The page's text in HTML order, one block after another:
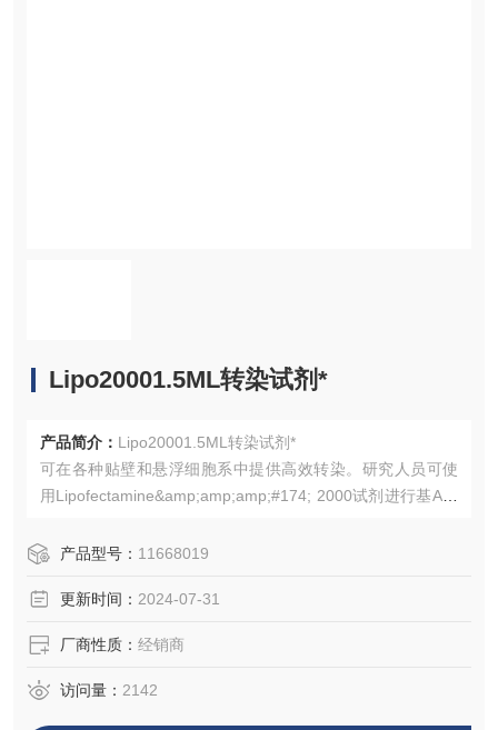
Lipo20001.5ML转染试剂*
产品简介： Lipo20001.5ML转染试剂*
可在各种贴壁和悬浮细胞系中提供高效转染。研究人员可使
用Lipofectamine&amp;amp;amp;#174; 2000试剂进行基A和
p;amp;amp;#174; 2000是Life Technologies提供的用于siRN
产品型号： 11668019
更新时间： 2024-07-31
厂商性质： 经销商
访问量： 2142